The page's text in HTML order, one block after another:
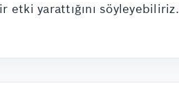
etki yarattığını söyleyebiliriz.